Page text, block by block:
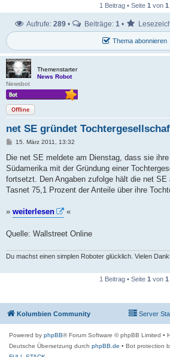
1 Beitrag • Seite 1 von 1
Thema abonnieren
Aufrufe: 289 • Beiträge: 1 •
Themenstarter
News Robot
Newsbot
Offline
net SE gründet
B
i
r
a
15. März 2011, 13:32
Die net SE meldete am Dienstag, dass sie
Südamerika mit der Gründung einer
fortsetzt. Den Angaben zufolge hält die net
Tasnet 75,1 Prozent der Anteile über ihre
» weiterlesen «
Quelle: Wallstreet Online
Du machst einen simplen Roboter glücklich. Vielen Dank!
1 Beitrag • Seite 1 von 1
Kolumbien Community Server
Powered by phpBB® Forum Software © phpBB Limited •
Deutsche Übersetzung durch phpBB.de • Bot protection